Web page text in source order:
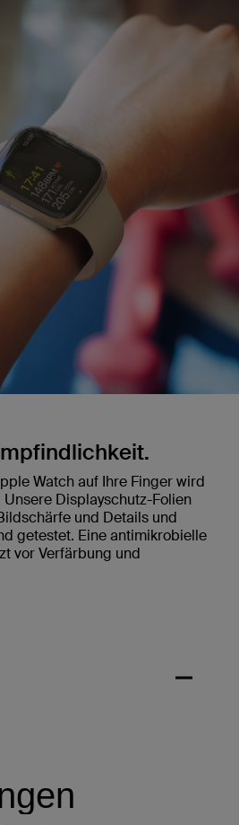
Watch auf Ihre Finger wird
Displayschutz-Folien
und Details und
getestet. Eine antimikrobielle
vor Verfärbung und